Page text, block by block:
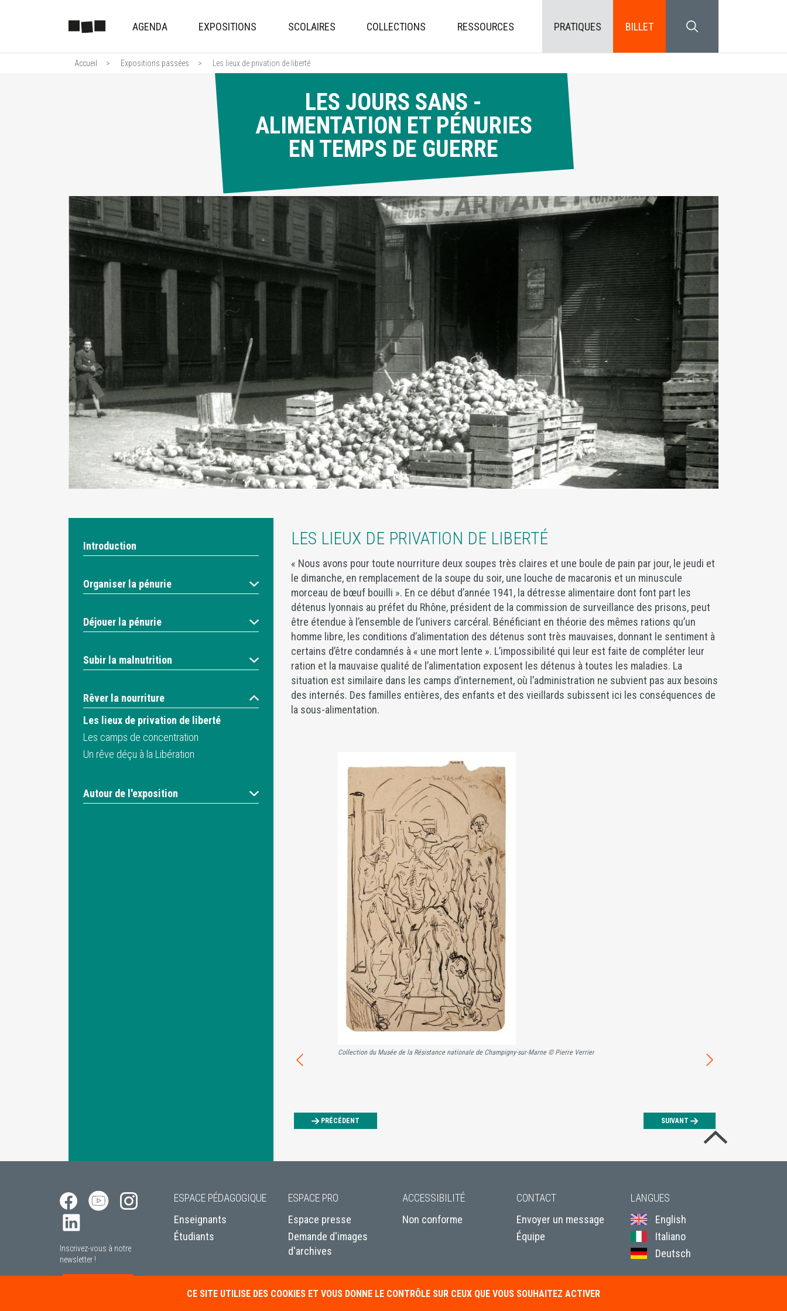
au
AGENDA EXPOSITIONS SCOLAIRES COLLECTIONS RESSOURCES PRATIQUES BILLET SEARCH BLOCK
Accueil Expositions passées Les lieux de privation de liberté
LES JOURS SANS -
ALIMENTATION ET PÉNURIES
EN TEMPS DE GUERRE
Introduction
Organiser la pénurie
Déjouer la pénurie
Subir la malnutrition
Rêver la nourriture
Les lieux de privation de liberté
Les camps de concentration
Un rêve déçu à la Libération
Autour de l'exposition
LES LIEUX DE PRIVATION DE LIBERTÉ
« Nous avons pour toute nourriture deux soupes très claires et une boule de pain par jour, le jeudi et
le dimanche, en remplacement de la soupe du soir, une louche de macaronis et un minuscule
morceau de bœuf bouilli ». En ce début d’année 1941, la détresse alimentaire dont font part les
détenus lyonnais au préfet du Rhône, président de la commission de surveillance des prisons, peut
être étendue à l’ensemble de l’univers carcéral. Bénéficiant en théorie des mêmes rations qu’un
homme libre, les conditions d’alimentation des détenus sont très mauvaises, donnant le sentiment à
certains d’être condamnés à « une mort lente ». L’impossibilité qui leur est faite de compléter leur
ration et la mauvaise qualité de l’alimentation exposent les détenus à toutes les maladies. La
situation est similaire dans les camps d’internement, où l’administration ne subvient pas aux besoins
des internés. Des familles entières, des enfants et des vieillards subissent ici les conséquences de
la sous-alimentation.
Collection du Musée de la Résistance nationale de Champigny-sur-Marne © Pierre Verrier
PRÉCÉDENT SUIVANT
Inscrivez-vous à notre
newsletter !
ESPACE PÉDAGOGIQUE
Enseignants
Étudiants
ESPACE PRO
Espace presse
Demande d'images
d'archives
ACCESSIBILITÉ
Non conforme
CONTACT
Envoyer un message
Équipe
LANGUES
English
Italiano
Deutsch
CE SITE UTILISE DES COOKIES ET VOUS DONNE LE CONTRÔLE SUR CEUX QUE VOUS SOUHAITEZ ACTIVER